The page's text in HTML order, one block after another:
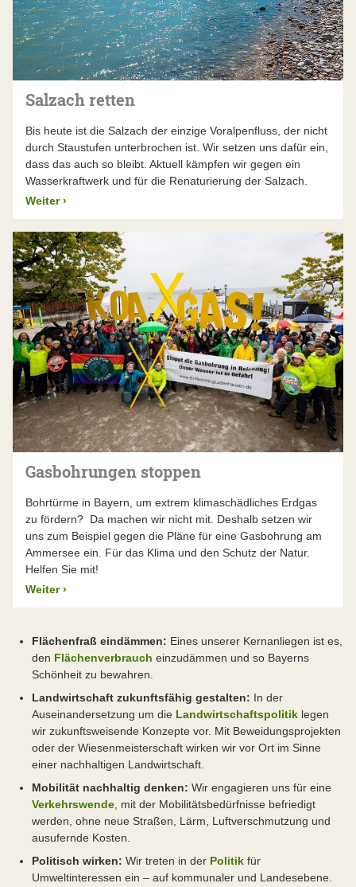
Salzach retten
Bis heute ist die Salzach der einzige Voralpenfluss, der nicht
durch Staustufen unterbrochen ist. Wir setzen uns dafür ein,
dass das auch so bleibt. Aktuell kämpfen wir gegen ein
Wasserkraftwerk und für die Renaturierung der Salzach.
Weiter ›
Gasbohrungen stoppen
Bohrtürme in Bayern, um extrem klimaschädliches Erdgas
zu fördern? Da machen wir nicht mit. Deshalb setzen wir
uns zum Beispiel gegen die Pläne für eine Gasbohrung am
Ammersee ein. Für das Klima und den Schutz der Natur.
Helfen Sie mit!
Weiter ›
Flächenfraß eindämmen: Eines unserer Kernanliegen ist es,
den Flächenverbrauch einzudämmen und so Bayerns
Schönheit zu bewahren.
Landwirtschaft zukunftsfähig gestalten: In der
Auseinandersetzung um die Landwirtschaftspolitik legen
wir zukunftsweisende Konzepte vor. Mit Beweidungsprojekten
oder der Wiesenmeisterschaft wirken wir vor Ort im Sinne
einer nachhaltigen Landwirtschaft.
Mobilität nachhaltig denken: Wir engagieren uns für eine
Verkehrswende, mit der Mobilitätsbedürfnisse befriedigt
werden, ohne neue Straßen, Lärm, Luftverschmutzung und
ausufernde Kosten.
Politisch wirken: Wir treten in der Politik für
Umweltinteressen ein – auf kommunaler und Landesebene.